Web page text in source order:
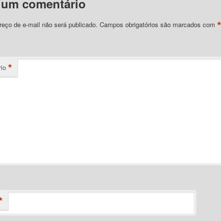
comentário
de e-mail não será publicado. Campos obrigatórios são marcados com *
*